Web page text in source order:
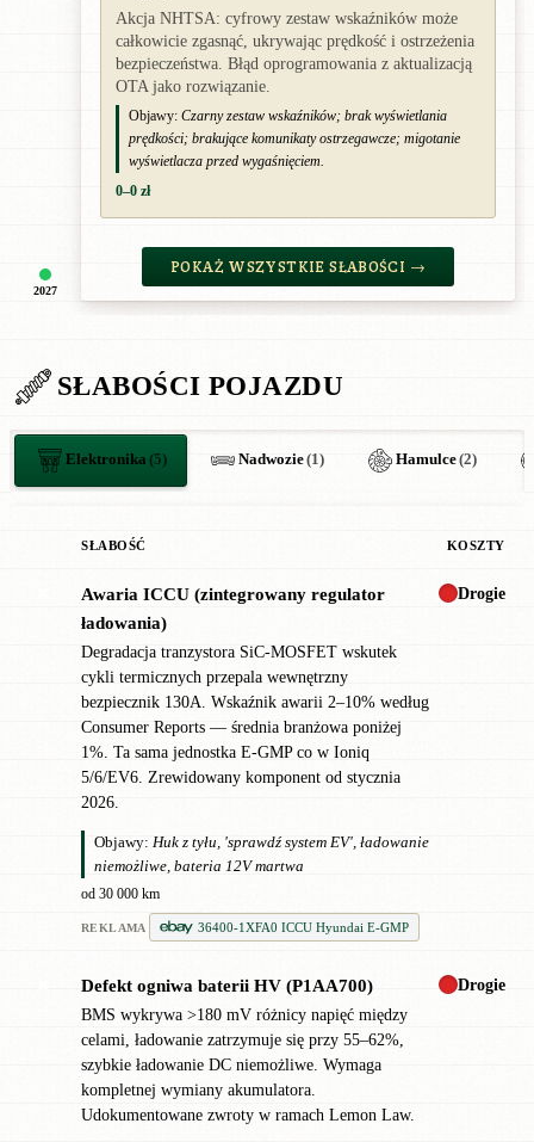
2027
Akcja NHTSA: cyfrowy zestaw wskaźników może
całkowicie zgasnąć, ukrywając prędkość i ostrzeżenia
bezpieczeństwa. Błąd oprogramowania z aktualizacją
OTA jako rozwiązanie.
Objawy: Czarny zestaw wskaźników; brak wyświetlania
prędkości; brakujące komunikaty ostrzegawcze; migotanie
wyświetlacza przed wygaśnięciem.
0–0 zł
POKAŻ WSZYSTKIE SŁABOŚCI →
SŁABOŚCI POJAZDU
Elektronika (5) Nadwozie(1) Hamulce(2)
SŁABOŚĆ KOSZTY
Awaria ICCU (zintegrowany regulator
ładowania)
Degradacja tranzystora SiC-MOSFET wskutek
cykli termicznych przepala wewnętrzny
bezpiecznik 130A. Wskaźnik awarii 2–10% według
Consumer Reports — średnia branżowa poniżej
1%. Ta sama jednostka E-GMP co w Ioniq
5/6/EV6. Zrewidowany komponent od stycznia
2026.
Objawy: Huk z tyłu, 'sprawdź system EV', ładowanie
niemożliwe, bateria 12V martwa
od 30 000 km
REKLAMA 36400-1XFA0 ICCU Hyundai E-GMP
Drogie
Defekt ogniwa baterii HV (P1AA700)
BMS wykrywa >180 mV różnicy napięć między
celami, ładowanie zatrzymuje się przy 55–62%,
szybkie ładowanie DC niemożliwe. Wymaga
kompletnej wymiany akumulatora.
Udokumentowane zwroty w ramach Lemon Law.
Drogie